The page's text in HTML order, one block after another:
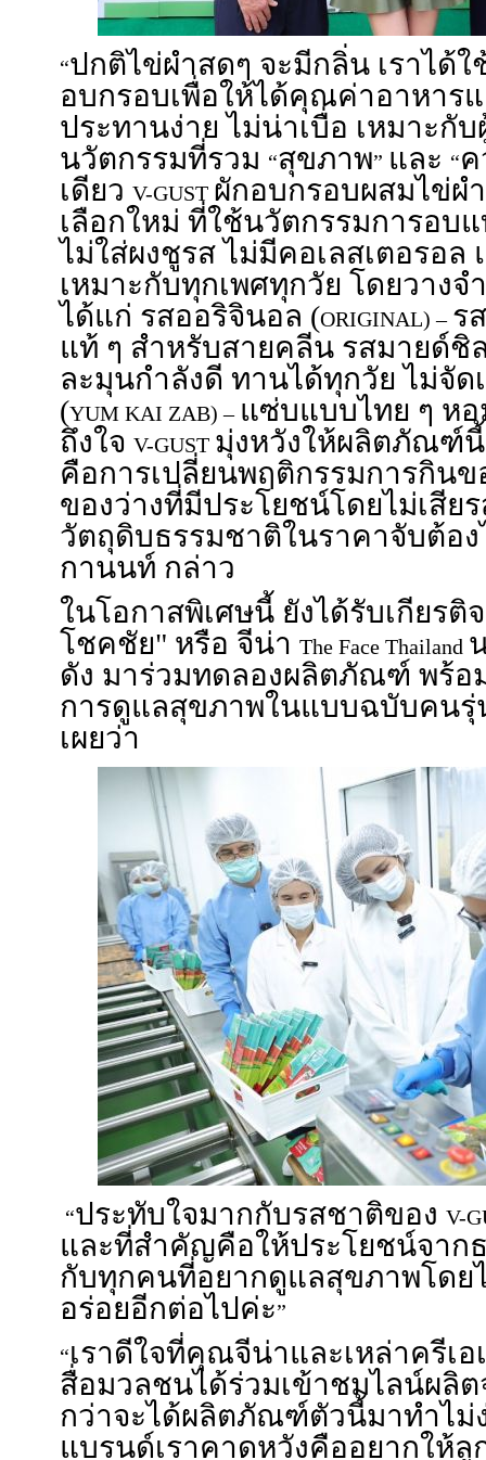
“ปกติไข่ผำสดๆ จะมีกลิ่น เราได้ใ
อบกรอบเพื่อให้ได้คุณค่าอาหาร
ประทานง่าย ไม่น่าเบื่อ เหมาะ
นวัตกรรมที่รวม “สุขภาพ” และ “
เดียว V-GUST ผักอบกรอบผสมไข่ผ
เลือกใหม่ ที่ใช้นวัตกรรมการอบ
ไม่ใส่ผงชูรส ไม่มีคอเลสเตอรอล
เหมาะกับทุกเพศทุกวัย โดยวาง
ได้แก่ รสออริจินอล (ORIGINAL) – ร
แท้ ๆ สำหรับสายคลีน รสมายด์ชิ
ละมุนกำลังดี ทานได้ทุกวัย ไม่จัด
(YUM KAI ZAB) – แซ่บแบบไทย ๆ ห
ถึงใจ V-GUST มุ่งหวังให้ผลิตภัณฑ์
คือการเปลี่ยนพฤติกรรมการกิน
ของว่างที่มีประโยชน์โดยไม่เสีย
วัตถุดิบธรรมชาติในราคาจับต้อง
กานนท์ กล่าว
ในโอกาสพิเศษนี้ ยังได้รับเกียรติ
โชคชัย" หรือ จีน่า The Face Thailand
ดัง มาร่วมทดลองผลิตภัณฑ์ พร้อ
การดูแลสุขภาพในแบบฉบับ
เผยว่า
“ประทับใจมากกับรสชาติของ V-
และที่สำคัญคือให้ประโยชน์จาก
กับทุกคนที่อยากดูแลสุขภาพโดย
อร่อยอีกต่อไปค่ะ”
“เราดีใจที่คุณจีน่าและเหล่าครีเอ
สื่อมวลชนได้ร่วมเข้าชมไลน์ผลิต
กว่าจะได้ผลิตภัณฑ์ตัวนี้มาทำไม่ง่
แบรนด์เราคาดหวังคืออยากให้